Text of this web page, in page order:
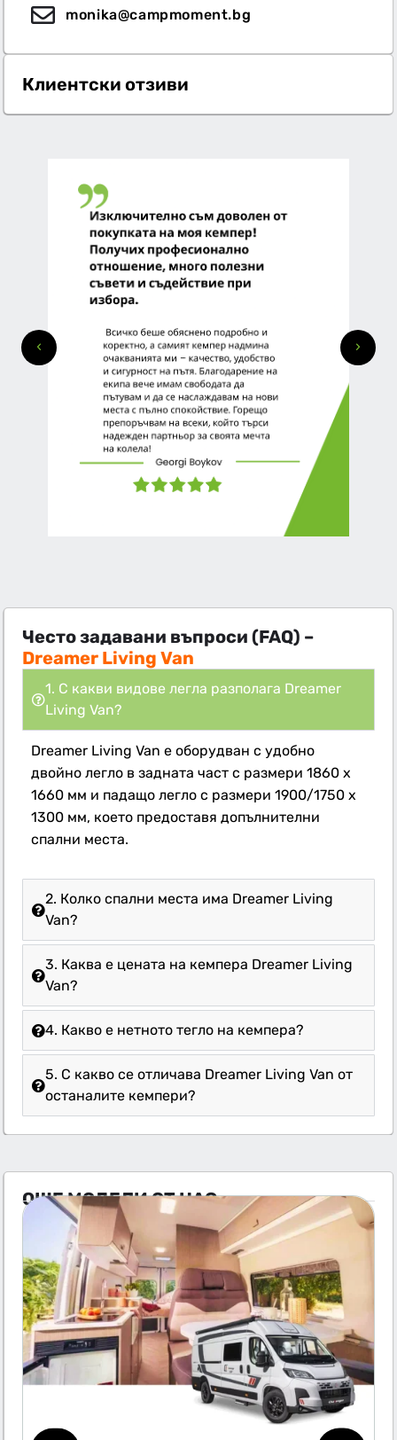
monika@campmoment.bg
Клиентски отзиви
Често задавани въпроси (FAQ) –
Dreamer Living Van
1. С какви видове легла разполага Dreamer
Living Van?
Dreamer Living Van е оборудван с удобно
двойно легло в задната част с размери 1860 x
1660 мм и падащо легло с размери 1900/1750 x
1300 мм, което предоставя допълнителни
спални места.
2. Колко спални места има Dreamer Living
Van?
3. Каква е цената на кемпера Dreamer Living
Van?
4. Какво е нетното тегло на кемпера?
5. С какво се отличава Dreamer Living Van от
останалите кемпери?
ОЩЕ МОДЕЛИ ОТ НАС